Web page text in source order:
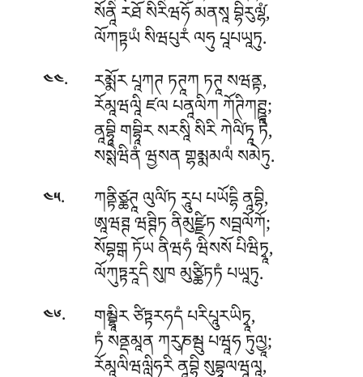
སོནཱི རཐོ སིརིཝཧོ མནསཱ བྷིརུལ༹ྷཾ,
ལོཀཏྟཡཾ སིཝཔུརཾ ལཧུ པཱཔཡཱཏུ.
༤༤. རམྨོར པཱཀཊ ཏཊཱཀ ཏཊཱ སཝནྟ,
རོམཱཝལཱི ཛལ པནཱལིཀ ཀོཊིཀཊྛཱ;
ནཱབྷཱི གབྷཱིར སརསཱི སིརི ཀེལི༹ཏཱ ཏེ,
སསྶེཝིནཾ ཝྱསན གྷམྨམལཾ སམེཏུ.
༤༥. ཀནྟིཙྪཊཱ ལུལི༹ཏ རཱུཔ པཡོདྷི ནཱབྷི,
ཨཱཝཊྚ ཝཊྚིཏ ནིམུཛྫིཏ སབྦལོཀོ;
སོབྷགྒ ཏོཡ ནིཝཧཾ ཝིསསོ པིཝིཏྭཱ,
ལོཀུཏྟརཱདི སུཁ མུཙྪིཏཏཾ པཡཱཏུ.
༤༦. གམྦྷཱིར ཙིཏྟརཧདཾ པརིཔཱུརཡིཏྭཱ,
ཏཾ སནྡམཱན ཀརུཎམྦུ པཝཱཧ ཏུལྱཱ;